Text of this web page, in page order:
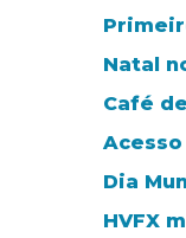
Natal
Café
Dia
HVFX